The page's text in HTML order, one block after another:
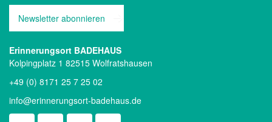
Newsletter abonnieren
Erinnerungsort BADEHAUS
Kolpingplatz 1 82515 Wolfratshausen
+49 (0) 8171 25 7 25 02
info@erinnerungsort-badehaus.de